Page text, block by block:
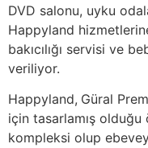
DVD salonu, uyku
Happyland
bakıcılığı servisi ve
veriliyor.
Happyland, Güral
için tasarlamış
kompleksi olup